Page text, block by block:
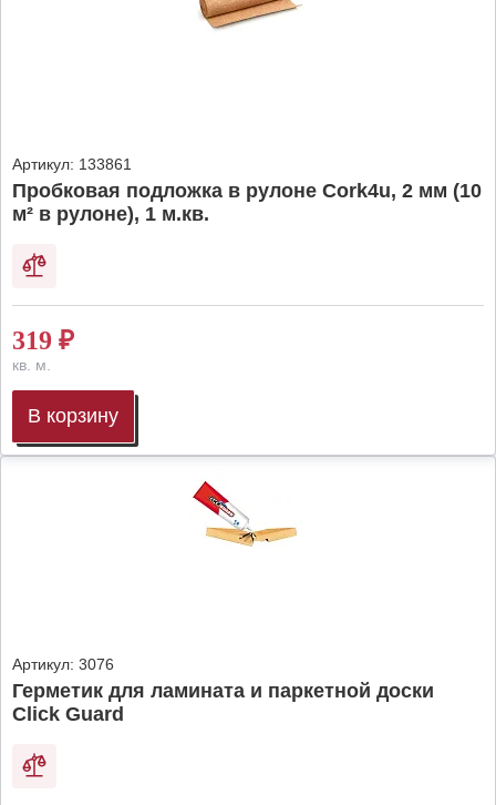
Артикул: 133861
Пробковая подложка в рулоне Cork4u, 2 мм (10
м² в рулоне), 1 м.кв.
319 ₽
кв. м.
В корзину
Артикул: 3076
Герметик для ламината и паркетной доски
Click Guard